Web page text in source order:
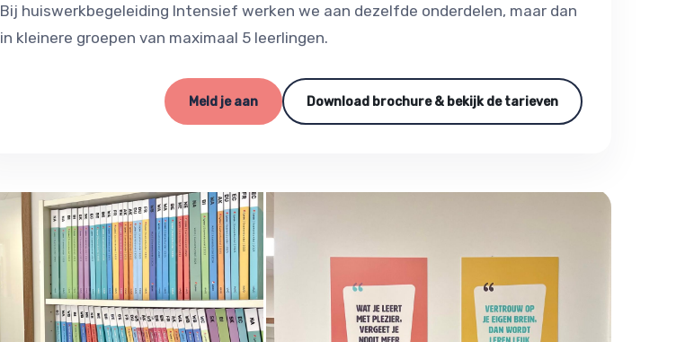
Bij huiswerkbegeleiding Intensief werken we aan dezelfde onderdelen, maar dan
in kleinere groepen van maximaal 5 leerlingen.
Meld je aan Download brochure & bekijk de tarieven